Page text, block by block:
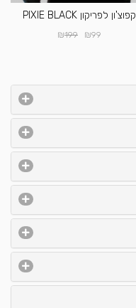
קפוצ'ון לפריקון PIXIE BLACK
₪99
₪199